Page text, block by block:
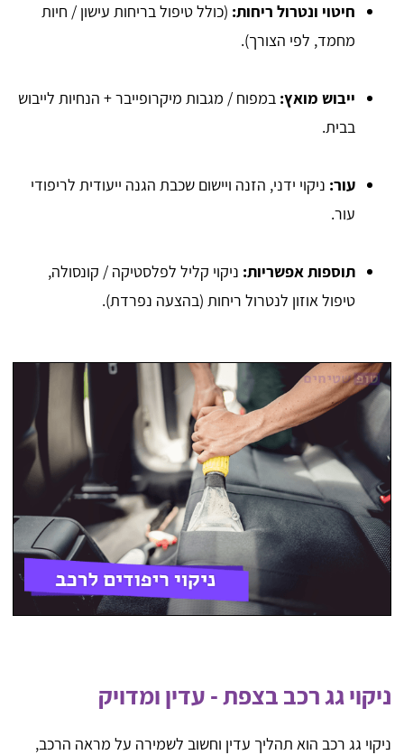
חיטוי ונטרול ריחות: (כולל טיפול בריחות עישון / חיות
מחמד, לפי הצורך).
ייבוש מואץ: במפוח / מגבות מיקרופייבר + הנחיות לייבוש
בבית.
עור: ניקוי ידני, הזנה ויישום שכבת הגנה ייעודית לריפודי
עור.
תוספות אפשריות: ניקוי קליל לפלסטיקה / קונסולה,
טיפול אוזון לנטרול ריחות (בהצעה נפרדת).
ניקוי גג רכב בצפת - עדין ומדויק
ניקוי גג רכב הוא תהליך עדין וחשוב לשמירה על מראה הרכב,